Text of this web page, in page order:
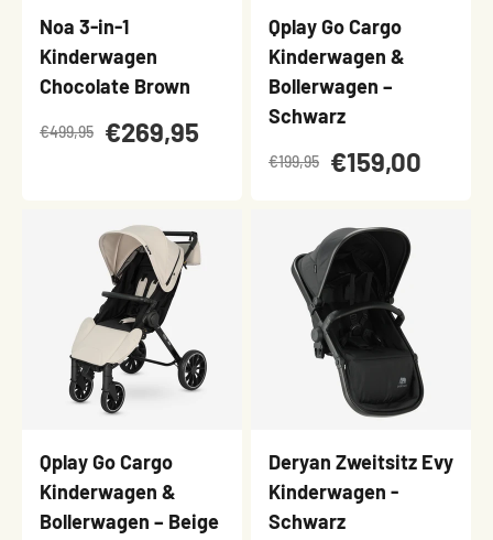
Noa 3-in-1
Kinderwagen
Chocolate Brown
€499,95 €269,95
Qplay Go Cargo
Kinderwagen &
Bollerwagen –
Schwarz
€199,95 €159,00
Qplay Go Cargo
Kinderwagen &
Bollerwagen – Beige
Deryan Zweitsitz Evy
Kinderwagen -
Schwarz